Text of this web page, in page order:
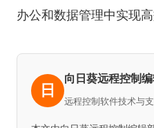
办公和数据管理中实现
日
向日葵远程控制
远程控制软件技术与